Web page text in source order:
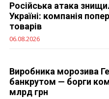
Російська атака
Україні: компанія
товарів
06.08.2026
Виробника морозива
банкрутом — борги
млрд грн